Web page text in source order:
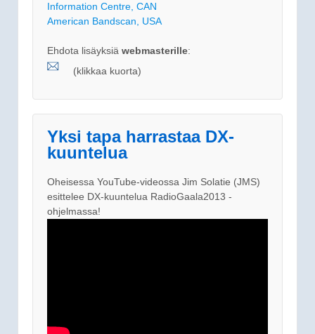
Information Centre, CAN
American Bandscan, USA
Ehdota lisäyksiä webmasterille:
(klikkaa kuorta)
Yksi tapa harrastaa DX-
kuuntelua
Oheisessa YouTube-videossa Jim Solatie (JMS)
esittelee DX-kuuntelua RadioGaala2013 -
ohjelmassa!